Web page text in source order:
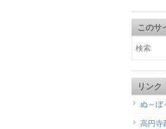
このサ
リンク
ぬ～ぼ
高円寺